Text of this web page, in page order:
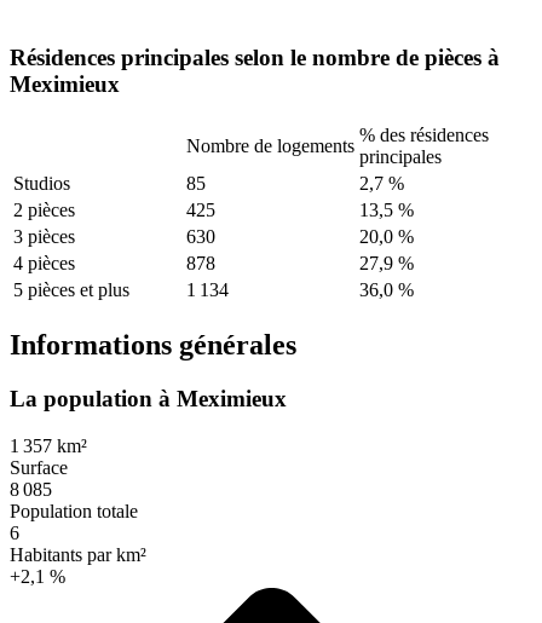
Résidences principales selon le nombre de pièces à
Meximieux
Nombre de logements
% des résidences
principales
Studios
85
2,7 %
2 pièces
425
13,5 %
3 pièces
630
20,0 %
4 pièces
878
27,9 %
5 pièces et plus
1 134 36,0 %
Informations générales
La population à Meximieux
1 357 km²
Surface
8 085
Population totale
6
Habitants par km²
+2,1 %